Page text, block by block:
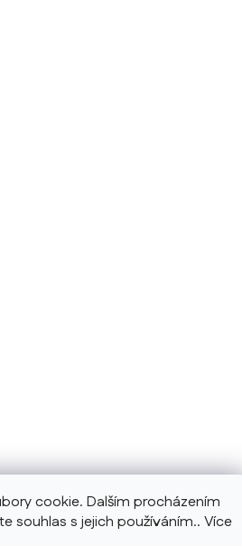
cookie. Dalším procházením
souhlas s jejich používáním.. Více